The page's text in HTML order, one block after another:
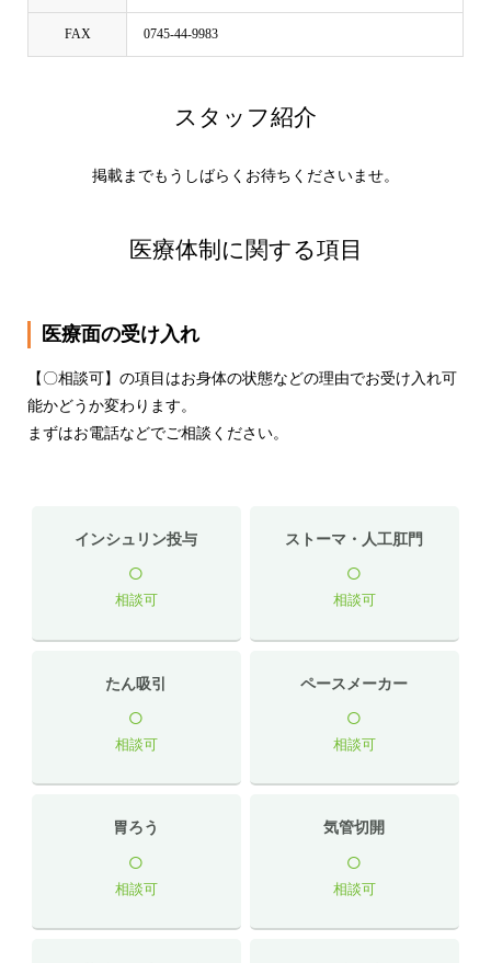
FAX 0745-44-9983
スタッフ紹介
掲載までもうしばらくお待ちくださいませ。
医療体制に関する項目
医療面の受け入れ
【〇相談可】の項目はお身体の状態などの理由でお受け入れ可
能かどうか変わります。
まずはお電話などでご相談ください。
インシュリン投与
○
相談可
ストーマ・人工肛門
○
相談可
たん吸引
○
相談可
ペースメーカー
○
相談可
胃ろう
○
相談可
気管切開
○
相談可